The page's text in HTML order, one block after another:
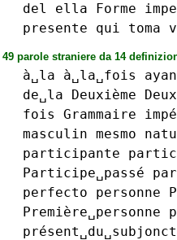
del ella Forme
presente
qui toma
49 parole straniere da 14
à␣la à␣la␣fois
de␣la
Deuxième
fois
Grammaire
masculin mesmo
participante
Participe␣passé
perfecto
personne
Première␣personne